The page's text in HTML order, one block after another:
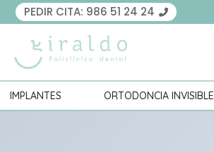
PEDIR CITA: 986 51 24 24
IMPLANTES ORTODONCIA INVISIBLE